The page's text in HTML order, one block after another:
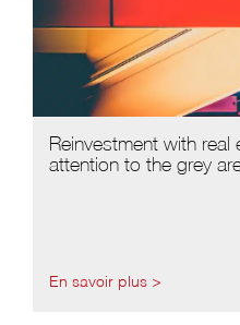
Reinvestment with
attention to the grey
En savoir plus >